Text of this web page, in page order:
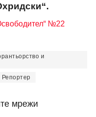
№22
и
Репортер
мрежи